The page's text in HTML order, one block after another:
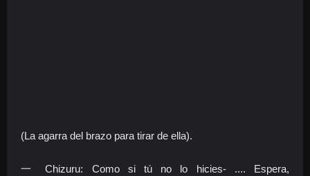
(La agarra del brazo para tirar de ella).
一 Chizuru: Como si tú no lo hicies- .... Espera,